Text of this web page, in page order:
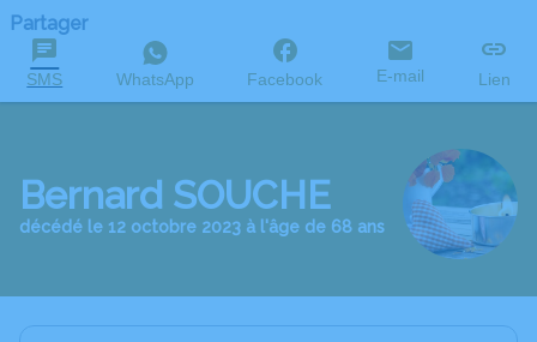
Partager
SMS WhatsApp Facebook E-mail Lien
Bernard SOUCHE
décédé le 12 octobre 2023 à l'âge de 68 ans